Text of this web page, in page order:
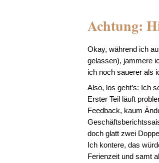
Achtung:
Okay, während ich
gelassen), jammere
ich noch sauerer als
Also, los geht’s: Ich
Erster Teil läuft
Feedback, kaum
doch glatt zwei
Ich kontere, das
Ferienzeit und samt